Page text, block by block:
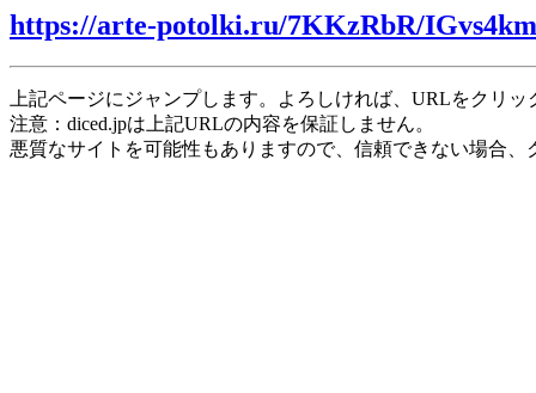
https://arte-potolki.ru/7KKzRbR/
上記ページにジャンプします。よろしければ、URLをクリ
注意：diced.jpは上記URLの内容を保証しません。
悪質なサイトを可能性もありますので、信頼できない場合、